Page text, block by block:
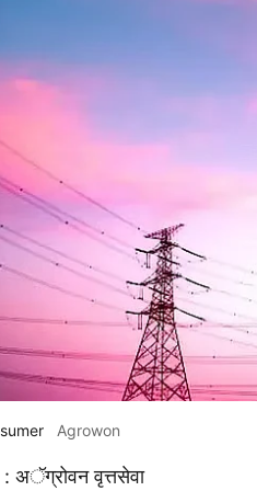
Agrowon
अॅग्रोवन वृत्तसेवा